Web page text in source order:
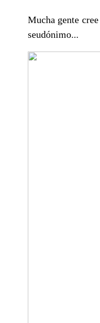
Mucha gente
seudónimo...